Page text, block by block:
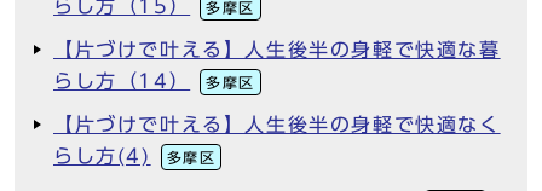
らし方（15）
多摩区
【片づけで叶える】人生後半の身軽で快適な暮
らし方（14）
多摩区
【片づけで叶える】人生後半の身軽で快適なく
らし方(4)
多摩区